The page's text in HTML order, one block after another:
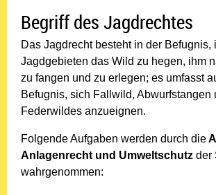
Begriff des Jagdrechtes
Das Jagdrecht besteht in der Befugnis,
Jagdgebieten das Wild zu hegen, ihm
zu fangen und zu erlegen; es umfasst
Befugnis, sich Fallwild, Abwurfstangen
Federwildes anzueignen.
Folgende Aufgaben werden durch die
Anlagenrecht und Umweltschutz der
wahrgenommen: